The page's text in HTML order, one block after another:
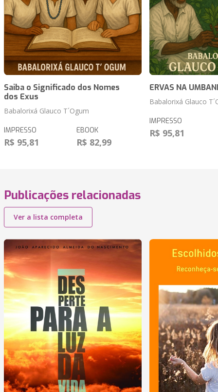
Saiba o Significado dos Nomes
dos Exus
Babalorixá Glauco T´Ogum
IMPRESSO
R$ 95,81
EBOOK
R$ 82,99
ERVAS NA
Babalorixá Glauco
IMPRESSO
R$ 95,81
Publicações relacionadas
Ver a lista completa